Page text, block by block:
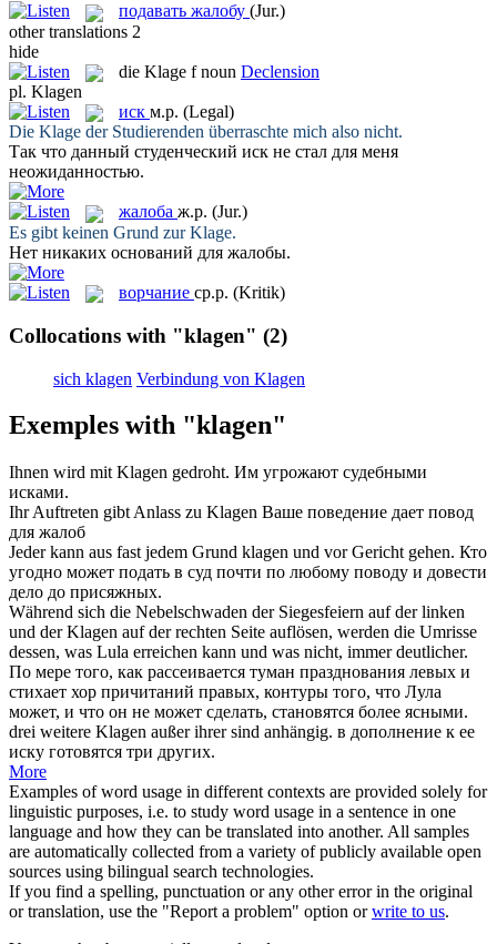
подавать жалобу (Jur.)
other translations 2
hide
die Klage f noun Declension
pl. Klagen
иск м.р. (Legal)
Die Klage der Studierenden überraschte mich also nicht.
Так что данный студенческий иск не стал для меня
неожиданностью.
жалоба ж.р. (Jur.)
Es gibt keinen Grund zurKlage.
Нет никаких оснований для жалобы.
ворчание ср.р. (Kritik)
Collocations with "klagen" (2)
sich klagen Verbindung von Klagen
Exemples with "klagen"
Ihnen wird mit Klagen gedroht. Им угрожают судебными
исками.
Ihr Auftreten gibt Anlass zu Klagen Ваше поведение дает повод
для жалоб
Jeder kann aus fast jedem Grund klagen und vor Gericht gehen. Кто
угодно может подать в суд почти по любому поводу и довести
дело до присяжных.
Während sich die Nebelschwaden der Siegesfeiern auf der linken
und derKlagen auf der rechten Seite auflösen, werden die Umrisse
dessen, was Lula erreichen kann und was nicht, immer deutlicher.
По мере того, как рассеивается туман празднования левых и
стихает хор причитаний правых, контуры того, что Лула
может, и что он не может сделать, становятся более ясными.
drei weitere Klagen außer ihrer sind anhängig. в дополнение к ее
иску готовятся три других.
More
Examples of word usage in different contexts are provided solely for
linguistic purposes, i.e. to study word usage in a sentence in one
language and how they can be translated into another. All samples
are automatically collected from a variety of publicly available open
sources using bilingual search technologies.
If you find a spelling, punctuation or any other error in the original
or translation, use the "Report a problem" option orwrite to us.